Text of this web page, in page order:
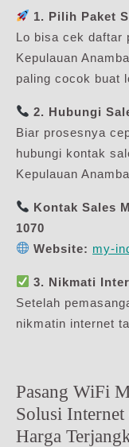
1. Pilih Paket
Lo bisa cek daftar
Kepulauan
paling cocok buat
2. Hubungi
Biar prosesnya
hubungi kontak
Kepulauan
Kontak Sales
1070
Website: my-
3. Nikmati
Setelah
nikmatin internet
Pasang WiFi
Solusi
Harga